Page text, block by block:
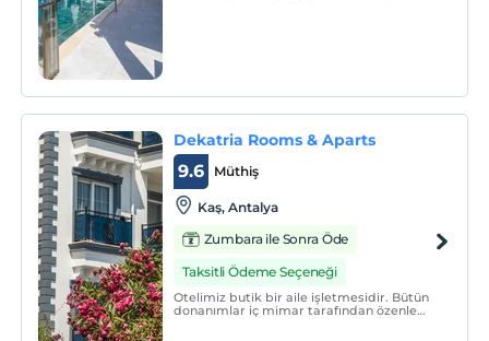
Dekatria Rooms & Aparts
Müthiş
9.6
Kaş, Antalya
Zumbara ile Sonra Öde
Taksitli Ödeme Seçeneği
Otelimiz butik bir aile işletmesidir. Bütün
donanımlar iç mimar tarafından özenle